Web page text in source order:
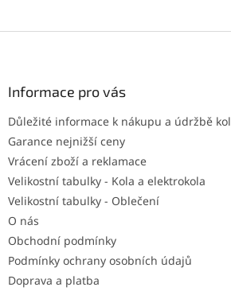
Informace pro vás
Důležité informace k nákupu a údržbě kol
Garance nejnižší ceny
Vrácení zboží a reklamace
Velikostní tabulky - Kola a elektrokola
Velikostní tabulky - Oblečení
O nás
Obchodní podmínky
Podmínky ochrany osobních údajů
Doprava a platba